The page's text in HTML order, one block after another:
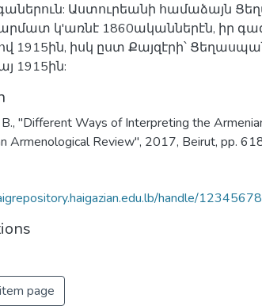
Աստուրեանի համաձայն
կ'առնէ 1860ականներէն, իր
1915ին, իսկ ըստ Քայզէրի՝
1915ին:
B., "Different Ways of Interpreting the
Armenological Review", 2017, Beirut, pp.
handle/
page